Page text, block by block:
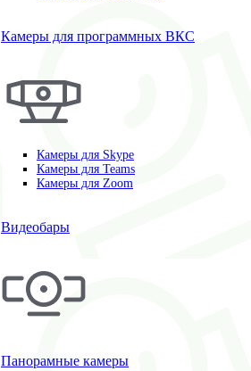
Камеры для программных ВКС
Камеры для Skype
Камеры для Teams
Камеры для Zoom
Видеобары
Панорамные камеры